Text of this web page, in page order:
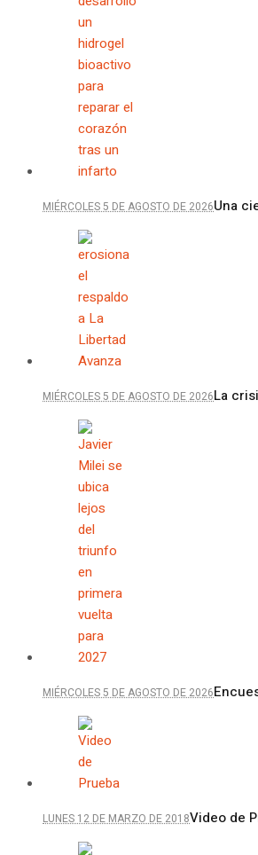
MIÉRCOLES 5 DE AGOSTO DE 2026Una
MIÉRCOLES 5 DE AGOSTO DE 2026La
MIÉRCOLES 5 DE AGOSTO DE 2026
LUNES 12 DE MARZO DE 2018Video de